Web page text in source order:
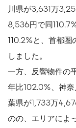
川県が3,631万
8,536円で同
110.2%と、首都圏
しました。
一方、反響物件の
年比102.0%、神
葉県が1,733万
のの、エリアによ